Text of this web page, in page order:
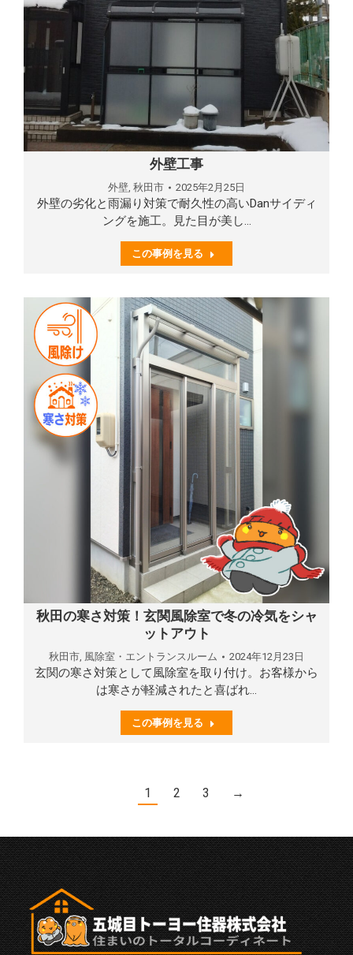
外壁工事
外壁 秋田市 2025年2月25日
外壁の劣化と雨漏り対策で耐久性の高いDanサイディ
ングを施工。見た目が美し…
この事例を見る
秋田の寒さ対策！玄関風除室で冬の冷気をシャ
ットアウト
秋田市 風除室・エントランスルーム 2024年12月23日
玄関の寒さ対策として風除室を取り付け。お客様から
は寒さが軽減されたと喜ばれ…
この事例を見る
1 2 3 →